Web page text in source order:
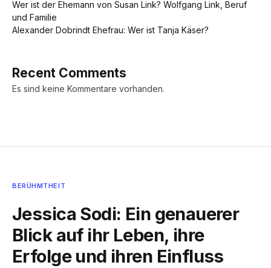
Wer ist der Ehemann von Susan Link? Wolfgang Link, Beruf
und Familie
Alexander Dobrindt Ehefrau: Wer ist Tanja Käser?
Recent Comments
Es sind keine Kommentare vorhanden.
BERÜHMTHEIT
Jessica Sodi: Ein genauerer
Blick auf ihr Leben, ihre
Erfolge und ihren Einfluss